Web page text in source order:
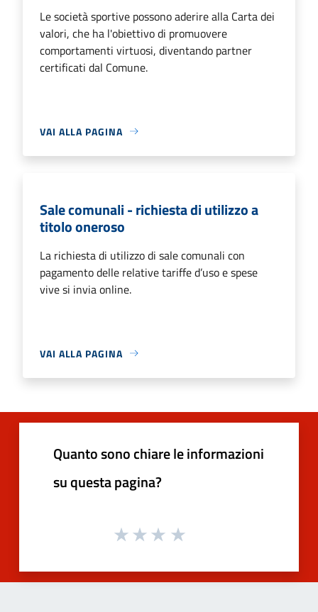
Le società sportive possono aderire alla Carta dei
valori, che ha l'obiettivo di promuovere
comportamenti virtuosi, diventando partner
certificati dal Comune.
VAI ALLA PAGINA
Sale comunali - richiesta di utilizzo a
titolo oneroso
La richiesta di utilizzo di sale comunali con
pagamento delle relative tariffe d’uso e spese
vive si invia online.
VAI ALLA PAGINA
Quanto sono chiare le informazioni
su questa pagina?